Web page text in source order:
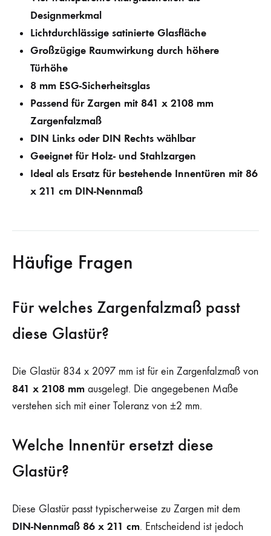
Designmerkmal
Lichtdurchlässige satinierte Glasfläche
Großzügige Raumwirkung durch höhere
Türhöhe
8 mm ESG-Sicherheitsglas
Passend für Zargen mit 841 x 2108 mm
Zargenfalzmaß
DIN Links oder DIN Rechts wählbar
Geeignet für Holz- und Stahlzargen
Ideal als Ersatz für bestehende Innentüren mit 86
x 211 cm DIN-Nennmaß
Häufige Fragen
Für welches Zargenfalzmaß passt
diese Glastür?
Die Glastür 834 x 2097 mm ist für ein Zargenfalzmaß von
841 x 2108 mm ausgelegt. Die angegebenen Maße
verstehen sich mit einer Toleranz von ±2 mm.
Welche Innentür ersetzt diese
Glastür?
Diese Glastür passt typischerweise zu Zargen mit dem
DIN-Nennmaß 86 x 211 cm. Entscheidend ist jedoch